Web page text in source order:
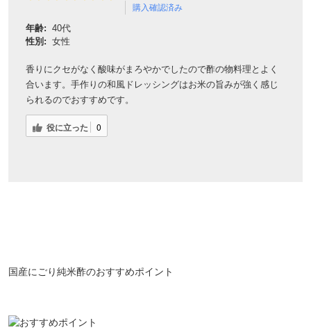
購入確認済み
年齢: 40代
性別: 女性
香りにクセがなく酸味がまろやかでしたので酢の物料理とよく
合います。手作りの和風ドレッシングはお米の旨みが強く感じ
られるのでおすすめです。
役に立った 0
国産にごり純米酢のおすすめポイント